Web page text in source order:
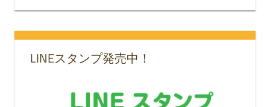
LINEスタンプ発売中！